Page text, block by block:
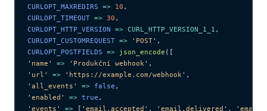
CURLOPT_MAXREDIRS => 10 ,
CURLOPT_TIMEOUT => 30 ,
CURLOPT_HTTP_VERSION => CURL_HTTP_VERSION_1_1 ,
CURLOPT_CUSTOMREQUEST => ' POST' ,
CURLOPT_POSTFIELDS => json_encode ([
' name ' => ' Produkční webhook' ,
' url ' => ' https://example.com/webhook' ,
' all_events ' => false ,
' enabled ' => true ,
' events ' => [ ' email.accepted ' , ' email.delivered ' , '